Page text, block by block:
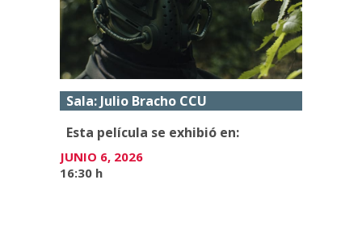
Sala: Julio Bracho CCU
Esta película se exhibió en:
JUNIO 6, 2026
16:30 h